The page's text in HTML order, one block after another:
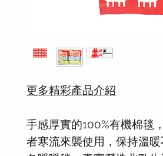
更多精彩產品介紹
手感厚實的100%有機棉毯
者寒流來襲使用，保持溫